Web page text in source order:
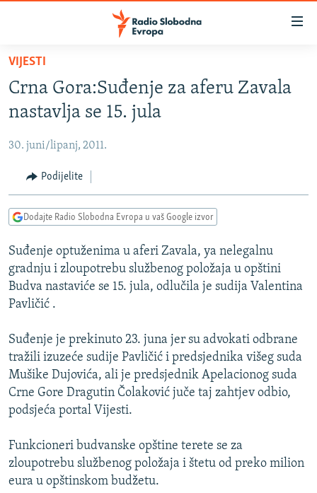
Pređite
glavni
sadržaj
na
navigaciju
Pređite
na
BOSNA I HERCEGOVINA
KOSOVO
CRNA GORA
VIDEO
FOTOGALERIJE
INFOGRAFIKE
PODCASTI
RAT U UKRAJINI
KINA NA BALKANU
RSE PRIČE IZ SVIJETA
ISPRIČAJ MI
DNEVNO@RSE
SPECIJALI RSE
VIŠE OD NASLOVA
POPLAVE I KLIZIŠTA U BIH 2024.
TV LIBERTY
PRATITE NAS
Sve RFE/RL stranice
VIJESTI
Crna Gora:Suđenje za aferu Zavala
nastavlja se 15. jula
30. juni/lipanj, 2011.
Podijelite
Dodajte Radio Slobodna Evropa u vaš Google izvor
Suđenje optuženima u aferi Zavala, ya nelegalnu
gradnju i zloupotrebu službenog položaja u opštini
Budva nastaviće se 15. jula, odlučila je sudija Valentina
Pavličić .
Suđenje je prekinuto 23. juna jer su advokati odbrane
tražili izuzeće sudije Pavličić i predsjednika višeg suda
Mušike Dujovića, ali je predsjednik Apelacionog suda
Crne Gore Dragutin Čolaković juče taj zahtjev odbio,
podsjeća portal Vijesti.
Funkcioneri budvanske opštine terete se za
zloupotrebu službenog položaja i štetu od preko milion
eura u opštinskom budžetu.